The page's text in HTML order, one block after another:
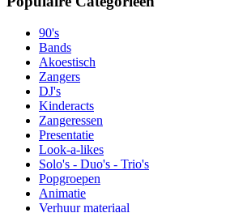
90's
Bands
Akoestisch
Zangers
DJ's
Kinderacts
Zangeressen
Presentatie
Look-a-likes
Solo's - Duo's - Trio's
Popgroepen
Animatie
Verhuur materiaal